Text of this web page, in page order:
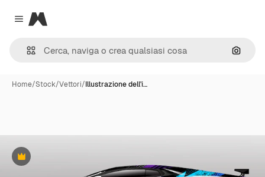
Close menu
Magnific
Cerca
Home/Stock/Vettori/Illustrazione dell'i…
Premium